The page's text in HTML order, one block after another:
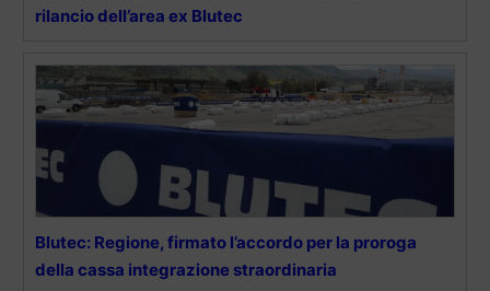
rilancio dell’area ex Blutec
Blutec: Regione, firmato l’accordo per la proroga
della cassa integrazione straordinaria